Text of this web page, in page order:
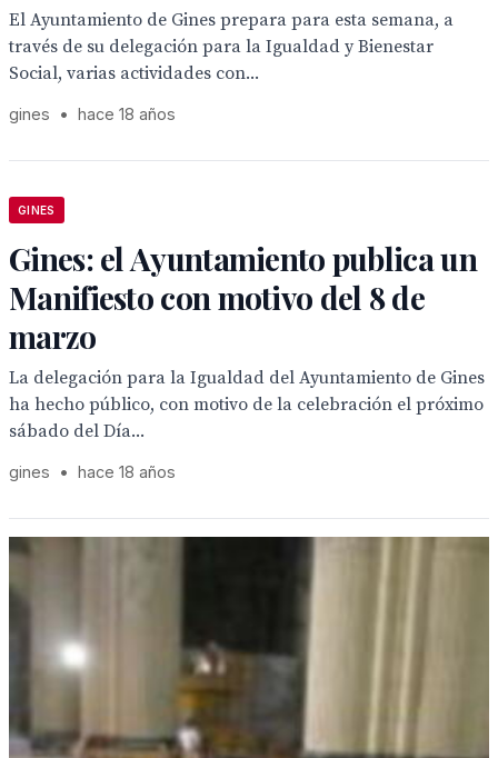
El Ayuntamiento de Gines prepara para esta semana, a
través de su delegación para la Igualdad y Bienestar
Social, varias actividades con...
gines • hace 18 años
GINES
Gines: el Ayuntamiento publica un
Manifiesto con motivo del 8 de
marzo
La delegación para la Igualdad del Ayuntamiento de Gines
ha hecho público, con motivo de la celebración el próximo
sábado del Día...
gines • hace 18 años